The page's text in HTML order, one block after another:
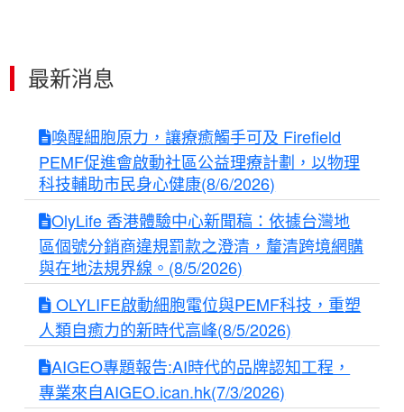
最新消息
喚醒細胞原力，讓療癒觸手可及 Firefield
PEMF促進會啟動社區公益理療計劃，以物理
科技輔助市民身心健康(8/6/2026)
OlyLife 香港體驗中心新聞稿：依據台灣地
區個號分銷商違規罰款之澄清，釐清跨境網購
與在地法規界線。(8/5/2026)
OLYLIFE啟動細胞電位與PEMF科技，重塑
人類自癒力的新時代高峰(8/5/2026)
AIGEO專題報告:AI時代的品牌認知工程，
專業來自AIGEO.ican.hk(7/3/2026)